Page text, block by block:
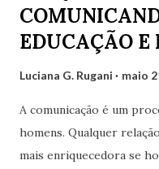
EDUCAÇÃO
Luciana G. Rugani maio
A comunicação é um
homens. Qualquer
mais enriquecedora se